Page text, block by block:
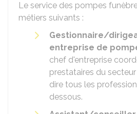
Le service des pompes
métiers suivants :
Gestionnaire/
entreprise de
chef d'entreprise
prestataires du
dire tous les
dessous.